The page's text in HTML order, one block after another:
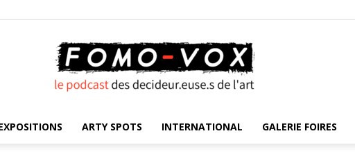
ARTY SPOTS INTERNATIONAL GALERIE FOIRES